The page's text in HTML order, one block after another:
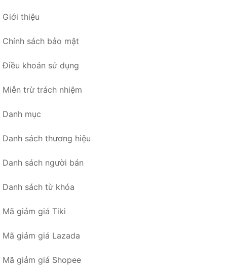
Giới thiệu
Chính sách bảo mật
Điều khoản sử dụng
Miễn trừ trách nhiệm
Danh mục
Danh sách thương hiệu
Danh sách người bán
Danh sách từ khóa
Mã giảm giá Tiki
Mã giảm giá Lazada
Mã giảm giá Shopee